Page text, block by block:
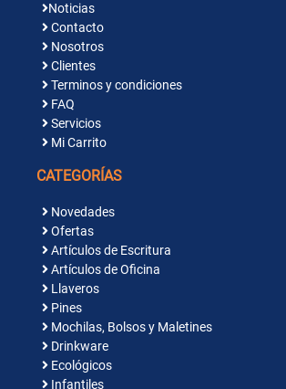
Noticias
Contacto
Nosotros
Clientes
Terminos y condiciones
FAQ
Servicios
Mi Carrito
CATEGORÍAS
Novedades
Ofertas
Artículos de Escritura
Artículos de Oficina
Llaveros
Pines
Mochilas, Bolsos y Maletines
Drinkware
Ecológicos
Infantiles